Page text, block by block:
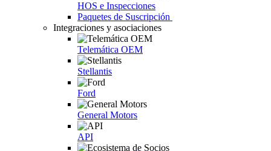
HOS e Inspecciones
Paquetes de Suscripción
Integraciones y asociaciones
Telemática OEM
Stellantis
Ford
General Motors
API